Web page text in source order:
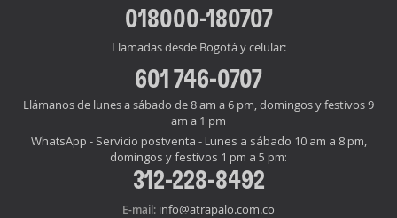
018000-180707
Llamadas desde Bogotá y celular:
601 746-0707
Llámanos de lunes a sábado de 8 am a 6 pm, domingos y festivos 9
am a 1 pm
WhatsApp - Servicio postventa - Lunes a sábado 10 am a 8 pm,
domingos y festivos 1 pm a 5 pm:
312-228-8492
E-mail: info@atrapalo.com.co